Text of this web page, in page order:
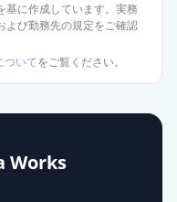
通常出荷
「ダ
基に作成しています。実務
よび勤務先の規定をご確認
ついてをご覧ください。
Works